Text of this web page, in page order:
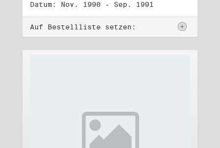
Datum: Nov. 1990 - Sep. 1991
Auf Bestellliste setzen: